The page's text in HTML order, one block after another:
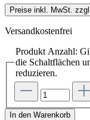
Preise inkl. MwSt.
Versandkostenfrei
Produkt Anzahl:
die Schaltflächen
reduzieren.
In den Warenkorb